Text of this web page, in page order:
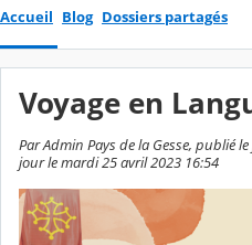
Accueil Blog Dossiers partagés
Voyage en
Par Admin Pays de la Gesse, publié
jour le mardi 25 avril 2023 16:54